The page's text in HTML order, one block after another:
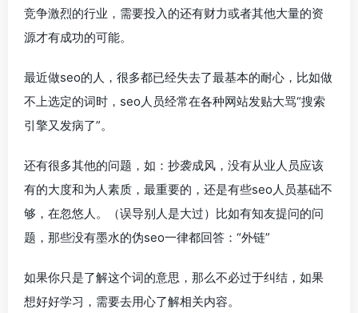
竞争激烈的行业，需要投入的还有财力或者其他大量的资
源才有成功的可能。
最近做seo的人，很多都已经失去了最基本的耐心，比如做
不上选定的词时，seo人员经常在各种网站发贴大骂“搜索
引擎又发病了”。
还有很多其他的问题，如：抄袭成风，没有从业人员应该
有的大度和为人素质，最重要的，还是有些seo人员基础不
够，在忽悠人。（误导别人是大过）比如有知友提问的问
题，那些没有墨水的伪seo一律都回答：“外链”
如果你只是了解这个词的意思，那么不必过于纠结，如果
想好好学习，需要去用心了解相关内容。